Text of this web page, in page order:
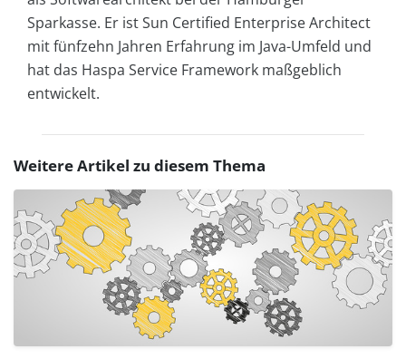
Sparkasse. Er ist Sun Certified Enterprise Architect
mit fünfzehn Jahren Erfahrung im Java-Umfeld und
hat das Haspa Service Framework maßgeblich
entwickelt.
Weitere Artikel zu diesem Thema